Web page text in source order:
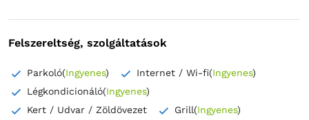
Felszereltség, szolgáltatások
Parkoló(Ingyenes) Internet / Wi-fi(Ingyenes)
Légkondicionáló(Ingyenes)
Kert / Udvar / Zöldövezet
Grill(Ingyenes)